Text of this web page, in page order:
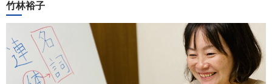
竹林裕子